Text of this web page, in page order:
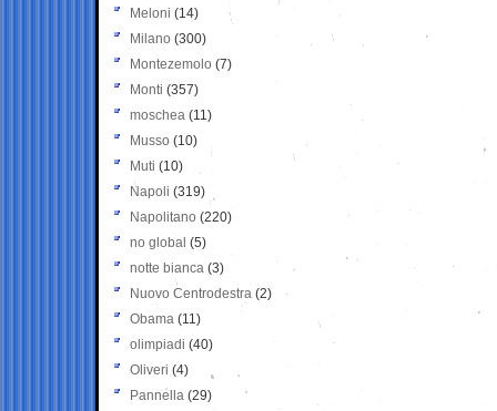
Meloni (14)
Milano (300)
Montezemolo (7)
Monti (357)
moschea (11)
Musso (10)
Muti (10)
Napoli (319)
Napolitano (220)
no global (5)
notte bianca (3)
Nuovo Centrodestra (2)
Obama (11)
olimpiadi (40)
Oliveri (4)
Pannella (29)